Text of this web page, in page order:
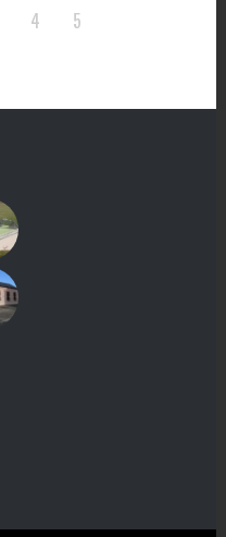
4 5